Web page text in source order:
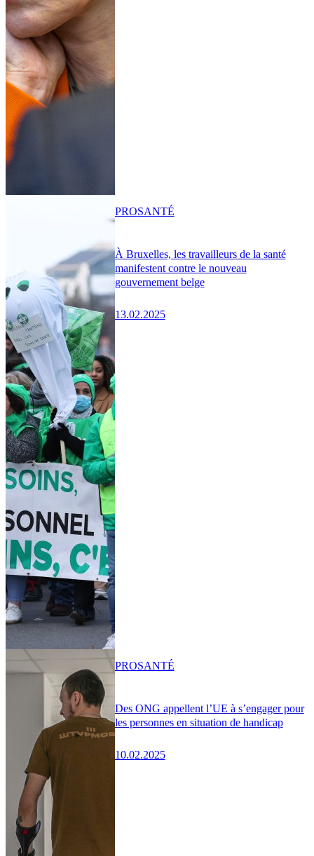
À Bruxelles, les travailleurs de la santé
manifestent contre le nouveau
gouvernement belge
13.02.2025
PROSANTÉ
Des ONG appellent l’UE à s’engager pour
les personnes en situation de handicap
10.02.2025
PROSANTÉ